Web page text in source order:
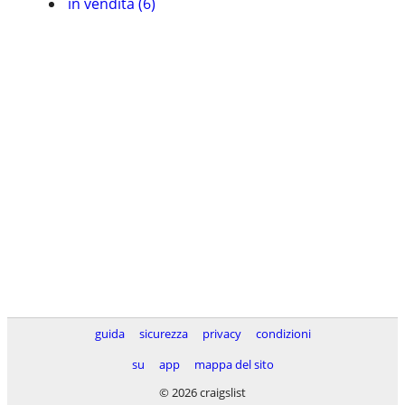
guida sicurezza privacy
condizioni
su
app
mappa del sito
© 2026 craigslist